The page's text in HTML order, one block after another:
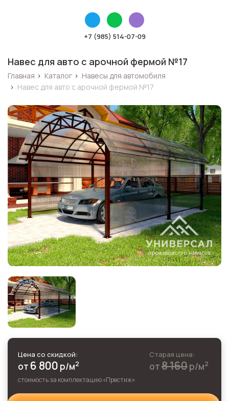
+7 (985) 514-07-09
Навес для авто с арочной фермой №17
Главная › Каталог › Навесы для автомобиля
› Навес для авто с арочной фермой №17
Цена со скидкой:
от 6 800 р/м2
Старая цена:
от8 160р/м2
стоимость за комплектацию «Престиж»